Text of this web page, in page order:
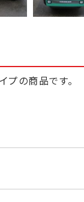
プの商品です。
００ｍｍ